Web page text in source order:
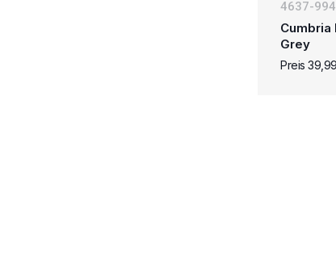
4637-994
Grey
Preis